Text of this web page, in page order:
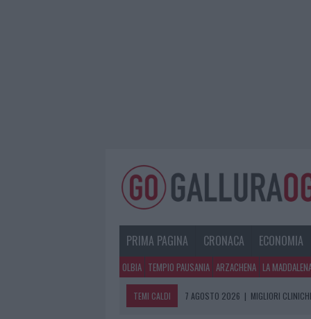
PRIMA PAGINA CRONACA ECONOMIA
OLBIA TEMPIO PAUSANIA ARZACHENA LA
TEMI CALDI 7 AGOSTO 2026 | MIGLIORI